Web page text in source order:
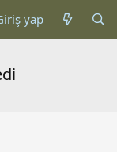
yap